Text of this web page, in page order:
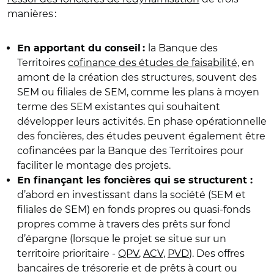
manières :
En apportant du conseil :
la Banque des
Territoires cofinance des études de faisabilité, en
amont de la création des structures, souvent des
SEM ou filiales de SEM, comme les plans à moyen
terme des SEM existantes qui souhaitent
développer leurs activités. En phase opérationnelle
des foncières, des études peuvent également être
cofinancées par la Banque des Territoires pour
faciliter le montage des projets.
En finançant les foncières qui se structurent :
d’abord en investissant dans la société (SEM et
filiales de SEM) en fonds propres ou quasi-fonds
propres comme à travers des prêts sur fond
d’épargne (lorsque le projet se situe sur un
territoire prioritaire - QPV, ACV, PVD). Des offres
bancaires de trésorerie et de prêts à court ou